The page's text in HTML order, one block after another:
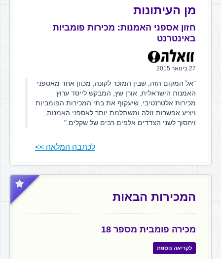
מן העיתונות
חזון אספני האמנות: מכירות פומביות
באינטרנט
27 בינואר 2015
"אל המקום הזה, שבין המוכר לקונה, מכוון אחד מאספני
האמנות הישראלית, אורן שץ, המבקש לייסד ערוץ
מכירות אלטרנטיבי, שיעקוף את בתי המכירות הפומביות
ויציע אפשרות זולה ומשתלמת יותר לאספני האמנות,
ויחסוך לשני הצדדים אלפים רבים של שקלים."
לכתבה המלאה >>
המכירות הבאות
מכירה פומבית מספר 18
לקריאה נוספת